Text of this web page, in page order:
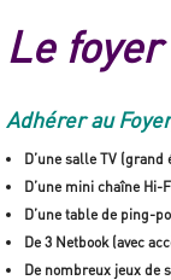
Le
Adhérer au
D’une salle TV
D’une mini chaîne Hi-
D’une table de ping-
De 3 Netbook (avec
De nombreux jeux de